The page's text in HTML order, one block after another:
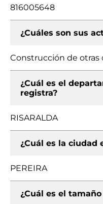
816005648
¿Cuáles son sus
Construcción de otras
¿Cuál es el
registra?
RISARALDA
¿Cuál es la ciudad
PEREIRA
¿Cuál es el